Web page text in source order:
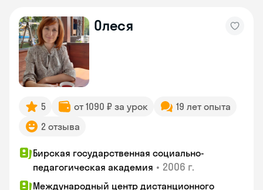
Олеся
5 от 1090 ₽ за урок
19 лет опыта
2 отзыва
Бирская государственная социально-
педагогическая академия • 2006 г.
Международный центр дистанционного